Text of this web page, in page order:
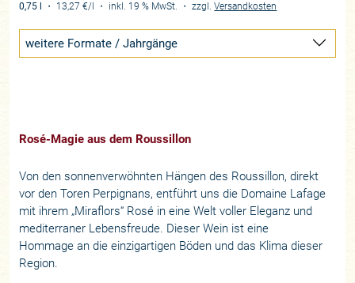
0,75 l
・ 13,27 €/l ・ inkl. 19 % MwSt. ・zzgl.Versandkosten
weitere Formate / Jahrgänge
Rosé-Magie aus dem Roussillon
Von den sonnenverwöhnten Hängen des Roussillon, direkt
vor den Toren Perpignans, entführt uns die Domaine Lafage
mit ihrem „Miraflors“ Rosé in eine Welt voller Eleganz und
mediterraner Lebensfreude. Dieser Wein ist eine
Hommage an die einzigartigen Böden und das Klima dieser
Region.